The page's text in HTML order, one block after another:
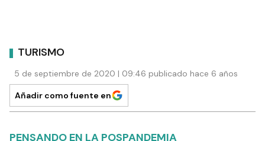
TURISMO
5 de septiembre de 2020 | 09:46 publicado hace 6 años
Añadir como fuente en
PENSANDO EN LA POSPANDEMIA